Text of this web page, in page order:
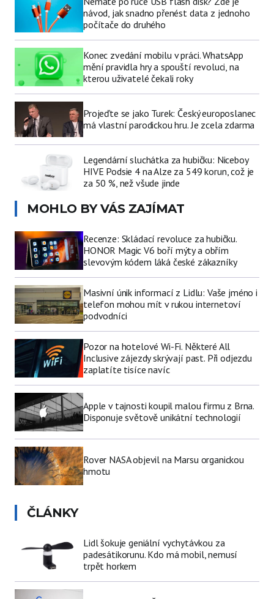
návod, jak snadno přenést data z jednoho
počítače do druhého
Konec zvedání mobilu v práci. WhatsApp
mění pravidla hry a spouští revoluci, na
kterou uživatelé čekali roky
Projeďte se jako Turek: Český europoslanec
má vlastní parodickou hru. Je zcela zdarma
Legendární sluchátka za hubičku: Niceboy
HIVE Podsie 4 na Alze za 549 korun, což je
za 50 %, než všude jinde
MOHLO BY VÁS ZAJÍMAT
Recenze: Skládací revoluce za hubičku.
HONOR Magic V6 boří mýty a obřím
slevovým kódem láká české zákazníky
Masivní únik informací z Lidlu: Vaše jméno i
telefon mohou mít v rukou internetoví
podvodníci
Pozor na hotelové Wi-Fi. Některé All
Inclusive zájezdy skrývají past. Při odjezdu
zaplatíte tisíce navíc
Apple v tajnosti koupil malou firmu z Brna.
Disponuje světově unikátní technologií
Rover NASA objevil na Marsu organickou
hmotu
ČLÁNKY
Lidl šokuje geniální vychytávkou za
padesátikorunu. Kdo má mobil, nemusí
trpět horkem